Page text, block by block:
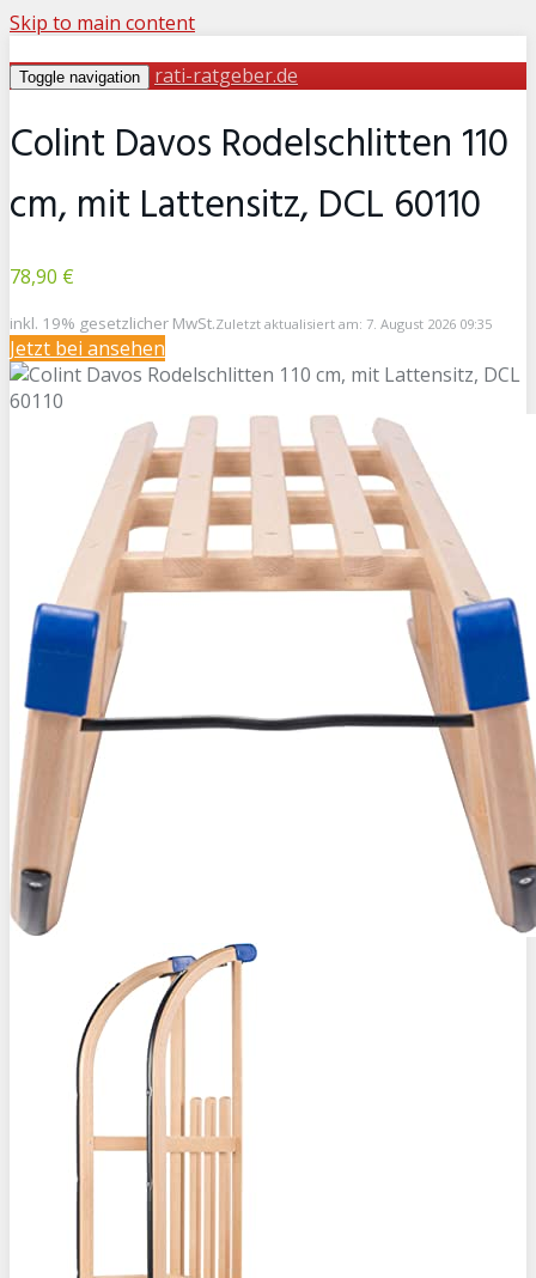
Skip to main content
Toggle navigation rati-ratgeber.de
Colint Davos Rodelschlitten 110
cm, mit Lattensitz, DCL 60110
78,90 €
inkl. 19% gesetzlicher MwSt.Zuletzt aktualisiert am: 7. August 2026 09:35
Jetzt bei ansehen